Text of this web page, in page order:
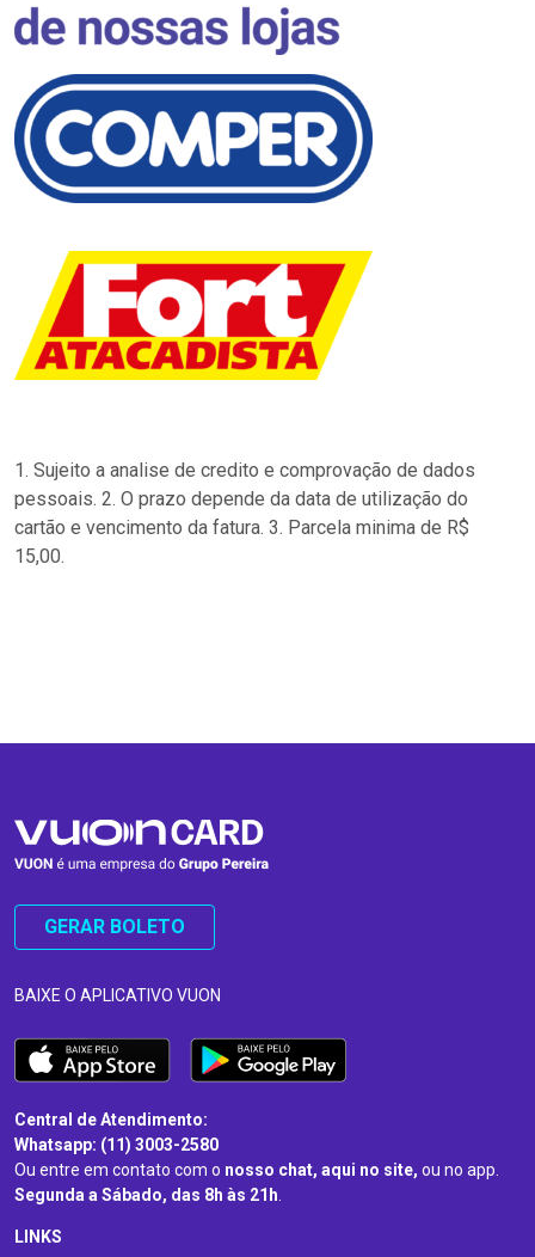
1. Sujeito a analise de credito e comprovação de dados
pessoais. 2. O prazo depende da data de utilização do
cartão e vencimento da fatura. 3. Parcela minima de R$
15,00.
GERAR BOLETO
BAIXE O APLICATIVO VUON
Central de Atendimento:
Whatsapp: (11) 3003-2580
Ou entre em contato com o nosso chat, aqui no site, ou no app.
Segunda a Sábado, das 8h às 21h.
LINKS